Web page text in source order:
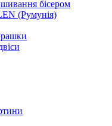
бісером
(Румунія)